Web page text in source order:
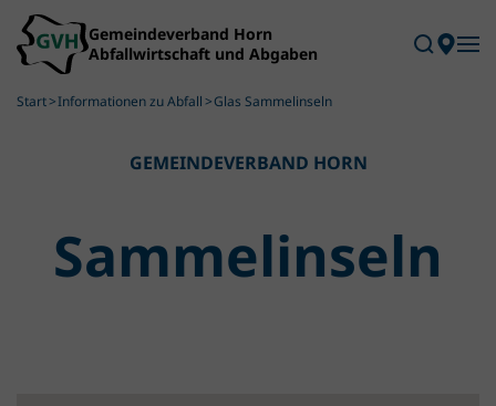
Skip to main content
Start Informationen zu Abfall Glas Sammelinseln
GEMEINDEVERBAND HORN
Sammel­inseln